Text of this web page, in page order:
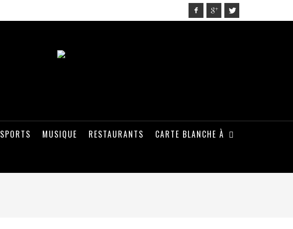
SPORTS MUSIQUE RESTAURANTS CARTE BLANCHE À